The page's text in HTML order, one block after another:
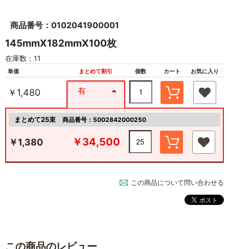
商品番号：0102041900001
145mmX182mmX100枚
在庫数：11
単価 まとめて割引 個数 カート お気に入り
￥1,480 有
まとめて25束 商品番号：5002842000250
￥1,380 ￥34,500
この商品について問い合わせる
この商品のレビュー